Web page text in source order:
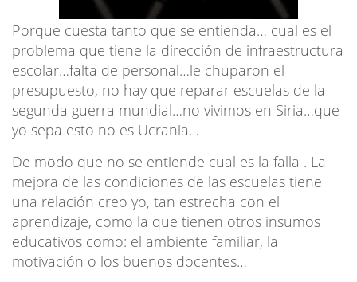
Porque cuesta tanto que se entienda… cual es el
problema que tiene la dirección de infraestructura
escolar…falta de personal…le chuparon el
presupuesto, no hay que reparar escuelas de la
segunda guerra mundial…no vivimos en Siria…que
yo sepa esto no es Ucrania…
De modo que no se entiende cual es la falla . La
mejora de las condiciones de las escuelas tiene
una relación creo yo, tan estrecha con el
aprendizaje, como la que tienen otros insumos
educativos como: el ambiente familiar, la
motivación o los buenos docentes…